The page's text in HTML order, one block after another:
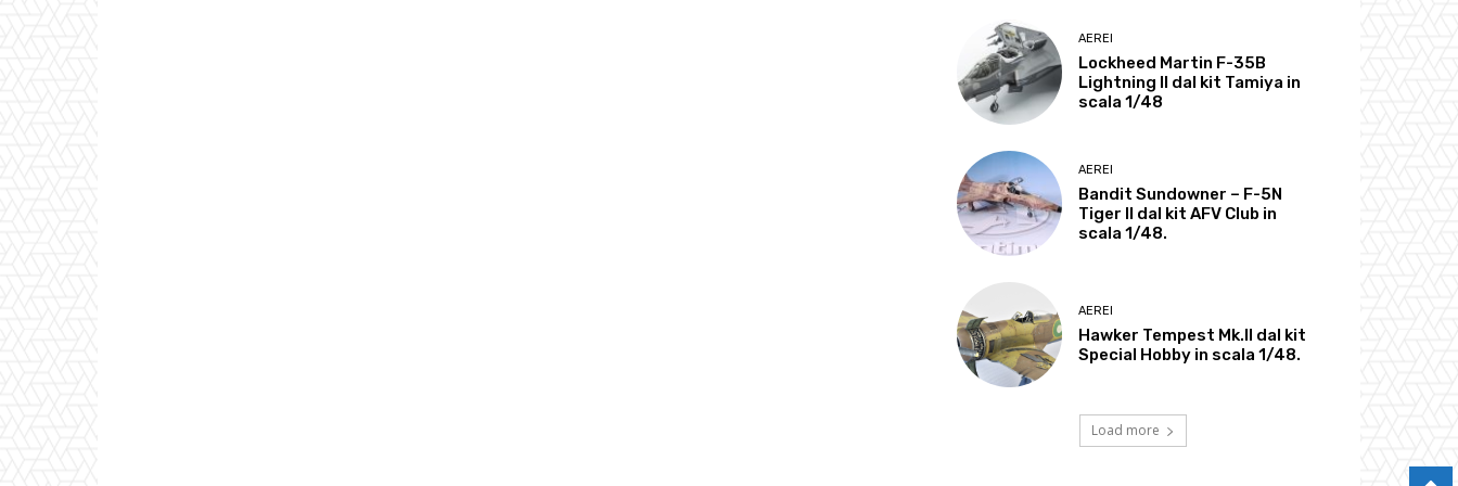
AEREI
Lockheed Martin F-35B
Lightning II dal kit Tamiya in
scala 1/48
AEREI
Bandit Sundowner – F-5N
Tiger II dal kit AFV Club in
scala 1/48.
AEREI
Hawker Tempest Mk.II dal kit
Special Hobby in scala 1/48.
Load more